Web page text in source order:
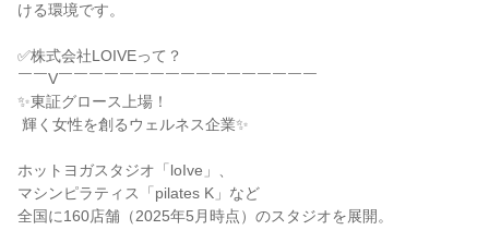
ける環境です。
✅株式会社LOIVEって？
￣￣V￣￣￣￣￣￣￣￣￣￣￣￣￣￣￣￣￣
✨東証グロース上場！
ホットヨガスタジオ「loIve」、
マシンピラティス「pilates K」など
全国に160店舗（2025年5月時点）のスタジオを展開。